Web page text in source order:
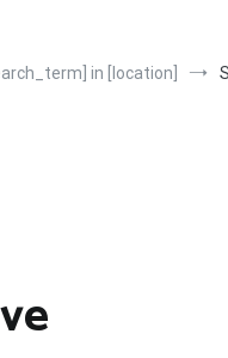
in [location]